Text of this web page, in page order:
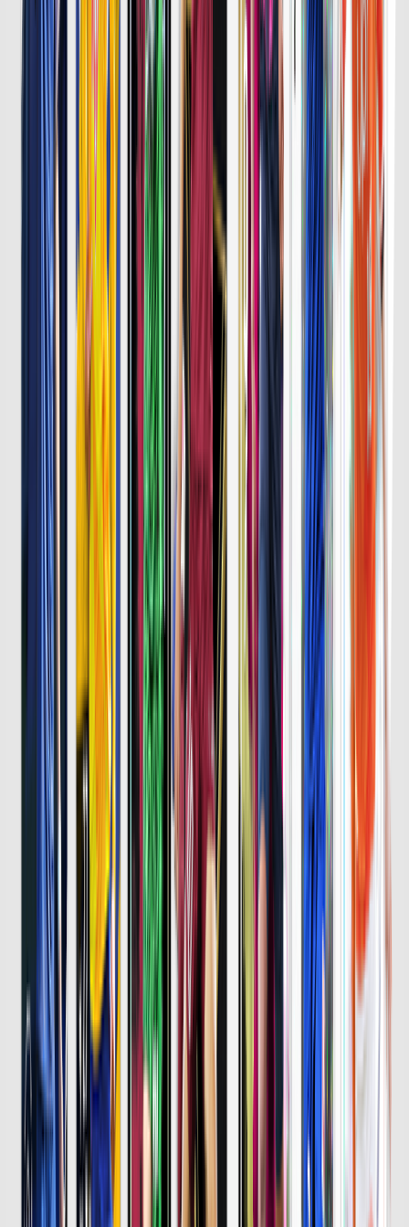
町田、FC東京に5-1の圧巻逆転劇
サマリーはこちら